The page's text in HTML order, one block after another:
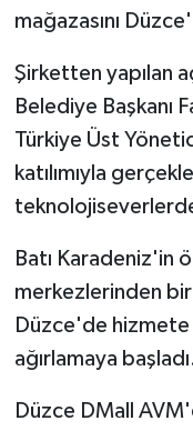
mağazasını
Şirketten yapılan
Belediye Başkanı
Türkiye Üst
katılımıyla
Batı Karadeniz'in
merkezlerinden
Düzce'de
ağırlamaya
Düzce DMall